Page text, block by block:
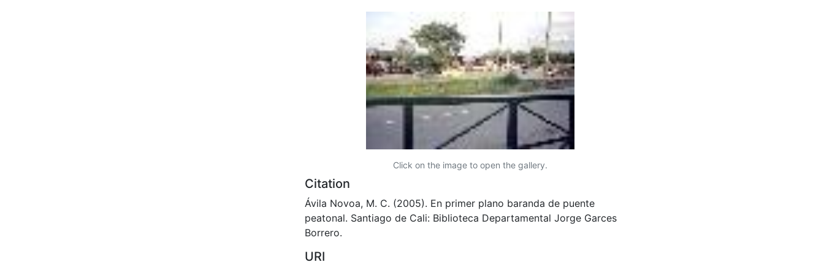
Click on the image to open the gallery.
Citation
Ávila Novoa, M. C. (2005). En primer plano baranda de puente
peatonal. Santiago de Cali: Biblioteca Departamental Jorge Garces
Borrero.
URI